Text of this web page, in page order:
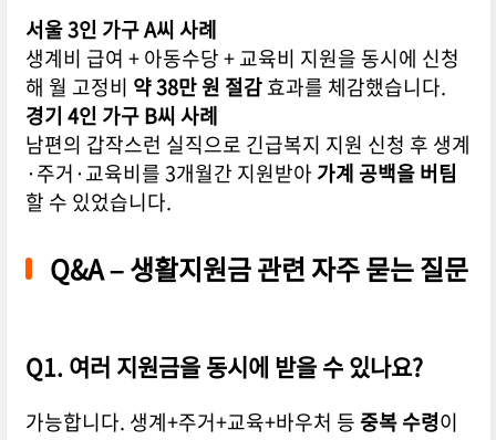
서울 3인 가구 A씨 사례
생계비 급여 + 아동수당 + 교육비 지원을 동시에 신청
해 월 고정비 약 38만 원 절감효과를 체감했습니다.
경기 4인 가구 B씨 사례
남편의 갑작스런 실직으로 긴급복지 지원 신청 후 생계
·주거·교육비를 3개월간 지원받아 가계 공백을 버팀
할 수 있었습니다.
Q&A – 생활지원금 관련 자주 묻는 질문
Q1. 여러 지원금을 동시에 받을 수 있나요?
가능합니다. 생계+주거+교육+바우처 등 중복 수령이